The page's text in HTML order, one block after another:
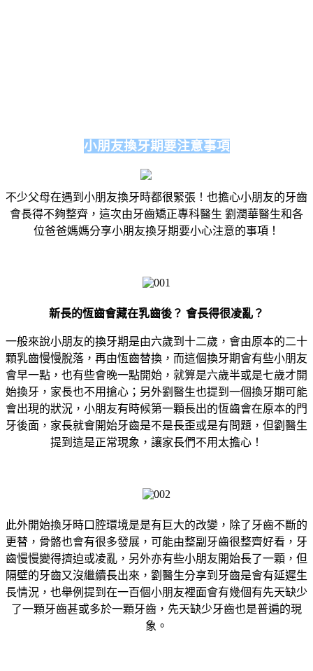
小朋友換牙期要注意事項
不少父母在遇到小朋友換牙時都很緊張！也擔心小朋友的牙齒
會長得不夠整齊，這次由牙齒矯正專科醫生 劉潤華醫生和各
位爸爸媽媽分享小朋友換牙期要小心注意的事項！
新長的恆齒會藏在乳齒後？ 會長得很凌亂？
一般來說小朋友的換牙期是由六歲到十二歲，會由原本的二十
顆乳齒慢慢脫落，再由恆齒替換，而這個換牙期會有些小朋友
會早一點，也有些會晚一點開始，就算是六歲半或是七歲才開
始換牙，家長也不用搶心；另外劉醫生也提到一個換牙期可能
會出現的狀況，小朋友有時候第一顆長出的恆齒會在原本的門
牙後面，家長就會開始牙齒是不是長歪或是有問題，但劉醫生
提到這是正常現象，讓家長們不用太擔心！
此外開始換牙時口腔環境是是有巨大的改變，除了牙齒不斷的
更替，骨骼也會有很多發展，可能由整副牙齒很整齊好看，牙
齒慢慢變得擠迫或凌亂，另外亦有些小朋友開始長了一顆，但
隔壁的牙齒又沒繼續長出來，劉醫生分享到牙齒是會有延遲生
長情況，也舉例提到在一百個小朋友裡面會有幾個有先天缺少
了一顆牙齒甚或多於一顆牙齒，先天缺少牙齒也是普遍的現
象。